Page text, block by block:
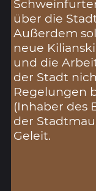
über die
Außerdem
neue
und die
der Stadt
Regelungen
(Inhaber des
der
Geleit.